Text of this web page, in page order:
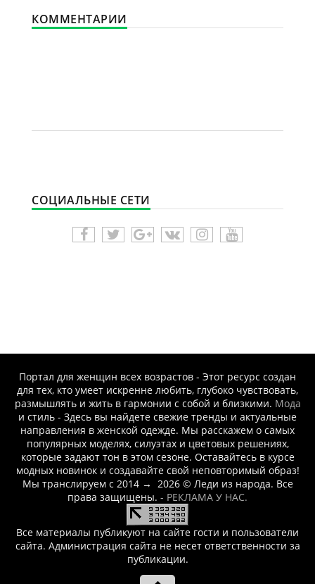
КОММЕНТАРИИ
СОЦИАЛЬНЫЕ СЕТИ
Портал для женщин всех возрастов - Этот ресурс создан
для тех, кто умеет искренне любить, глубоко чувствовать,
размышлять и жить в гармонии с собой и близкими. Мода
и стиль - Здесь вы найдете свежие тренды и актуальные
направления в женской одежде. Мы расскажем о самых
популярных моделях, силуэтах и цветовых решениях,
которые задают тон в этом сезоне. Оставайтесь в курсе
модных новинок и создавайте свой неповторимый образ!
Мы транслируем с 2014→ 2026© Леди из народа. Все
права защищены. - РЕКЛАМА У НАС.
Все материалы публикуют на сайте гости и пользователи
сайта. Администрация сайта не несет ответственности за
публикации.